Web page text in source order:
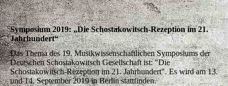
Symposium 2019: „Die Schostakowitsch-Rezeption im 21.
Jahrhundert“
Das Thema des 19. Musikwissenschaftlichen Symposiums der
Deutschen Schostakowitsch Gesellschaft ist: "Die
Schostakowitsch-Rezeption im 21. Jahrhundert". Es wird am 13.
und 14. September 2019 in Berlin stattfinden.